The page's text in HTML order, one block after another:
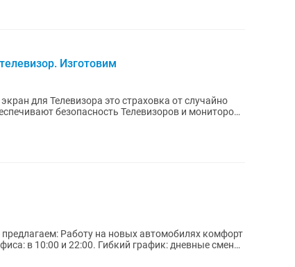
Изготовим
для Телевизора это страховка от случайно